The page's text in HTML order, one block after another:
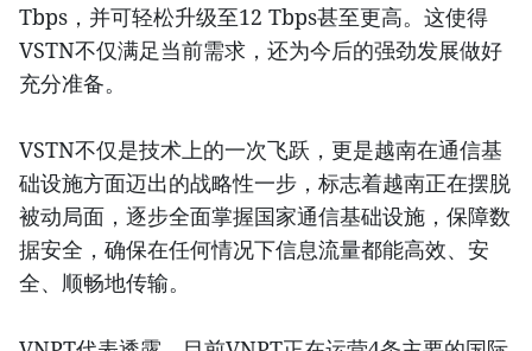
Tbps，并可轻松升级至12 Tbps甚至更高。这使得
VSTN不仅满足当前需求，还为今后的强劲发展做好
充分准备。
VSTN不仅是技术上的一次飞跃，更是越南在通信基
础设施方面迈出的战略性一步，标志着越南正在摆脱
被动局面，逐步全面掌握国家通信基础设施，保障数
据安全，确保在任何情况下信息流量都能高效、安
全、顺畅地传输。